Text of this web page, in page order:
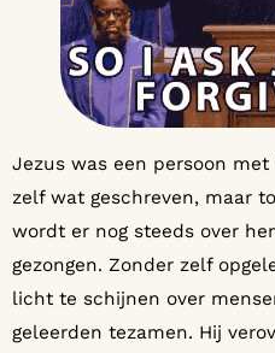
Jezus was een persoon
zelf wat geschreven, maar
wordt er nog steeds over
gezongen. Zonder zelf
licht te schijnen over
geleerden tezamen. Hij